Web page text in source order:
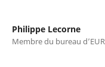
Philippe Lecorne
Membre du bureau